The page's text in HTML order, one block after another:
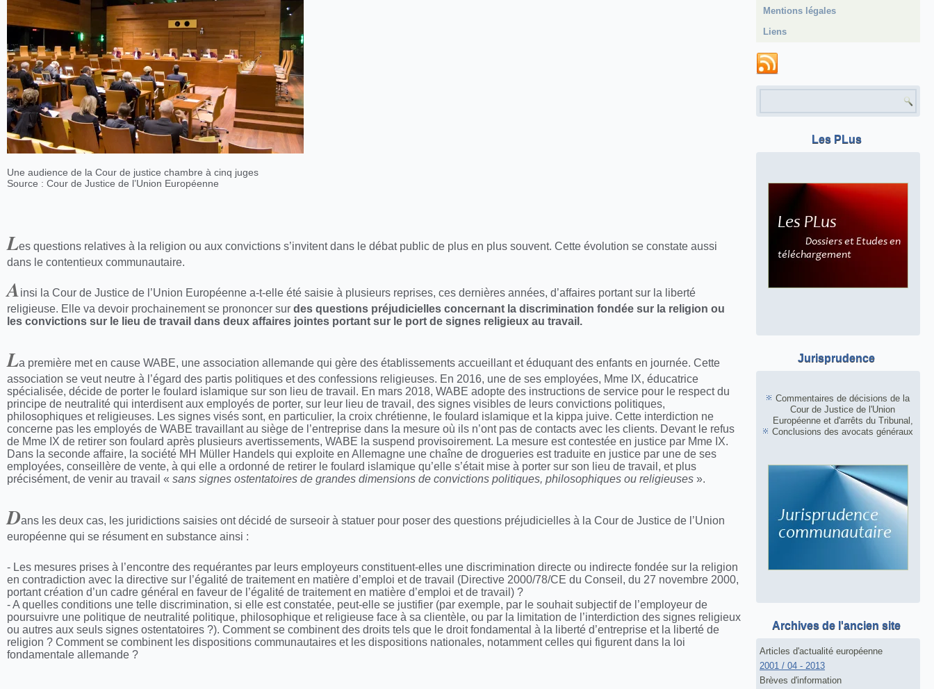
Une audience de la Cour de justice chambre à cinq juges
Source : Cour de Justice de l’Union Européenne
Les questions relatives à la religion ou aux convictions s’invitent dans le débat public de plus en plus souvent. Cette évolution se constate aussi
dans le contentieux communautaire.
Ainsi la Cour de Justice de l’Union Européenne a-t-elle été saisie à plusieurs reprises, ces dernières années, d’affaires portant sur la liberté
religieuse. Elle va devoir prochainement se prononcer sur des questions préjudicielles concernant la discrimination fondée sur la religion ou
les convictions sur le lieu de travail dans deux affaires jointes portant sur le port de signes religieux au travail.
La première met en cause WABE, une association allemande qui gère des établissements accueillant et éduquant des enfants en journée. Cette
association se veut neutre à l’égard des partis politiques et des confessions religieuses. En 2016, une de ses employées, Mme IX, éducatrice
spécialisée, décide de porter le foulard islamique sur son lieu de travail. En mars 2018, WABE adopte des instructions de service pour le respect du
principe de neutralité qui interdisent aux employés de porter, sur leur lieu de travail, des signes visibles de leurs convictions politiques,
philosophiques et religieuses. Les signes visés sont, en particulier, la croix chrétienne, le foulard islamique et la kippa juive. Cette interdiction ne
concerne pas les employés de WABE travaillant au siège de l’entreprise dans la mesure où ils n’ont pas de contacts avec les clients. Devant le refus
de Mme IX de retirer son foulard après plusieurs avertissements, WABE la suspend provisoirement. La mesure est contestée en justice par Mme IX.
Dans la seconde affaire, la société MH Müller Handels qui exploite en Allemagne une chaîne de drogueries est traduite en justice par une de ses
employées, conseillère de vente, à qui elle a ordonné de retirer le foulard islamique qu’elle s’était mise à porter sur son lieu de travail, et plus
précisément, de venir au travail « sans signes ostentatoires de grandes dimensions de convictions politiques, philosophiques ou religieuses ».
Dans les deux cas, les juridictions saisies ont décidé de surseoir à statuer pour poser des questions préjudicielles à la Cour de Justice de l’Union
européenne qui se résument en substance ainsi :
- Les mesures prises à l’encontre des requérantes par leurs employeurs constituent-elles une discrimination directe ou indirecte fondée sur la religion
en contradiction avec la directive sur l’égalité de traitement en matière d’emploi et de travail (Directive 2000/78/CE du Conseil, du 27 novembre 2000,
portant création d’un cadre général en faveur de l’égalité de traitement en matière d’emploi et de travail) ?
- A quelles conditions une telle discrimination, si elle est constatée, peut-elle se justifier (par exemple, par le souhait subjectif de l’employeur de
poursuivre une politique de neutralité politique, philosophique et religieuse face à sa clientèle, ou par la limitation de l’interdiction des signes religieux
ou autres aux seuls signes ostentatoires ?). Comment se combinent des droits tels que le droit fondamental à la liberté d’entreprise et la liberté de
religion ? Comment se combinent les dispositions communautaires et les dispositions nationales, notamment celles qui figurent dans la loi
fondamentale allemande ?
Mentions légales
Liens
Les PLus
Jurisprudence
Commentaires de décisions de la
Cour de Justice de l'Union
Européenne et d'arrêts du Tribunal,
Conclusions des avocats généraux
Archives de l'ancien site
Articles d'actualité européenne
2001 / 04 - 2013
Brèves d'information